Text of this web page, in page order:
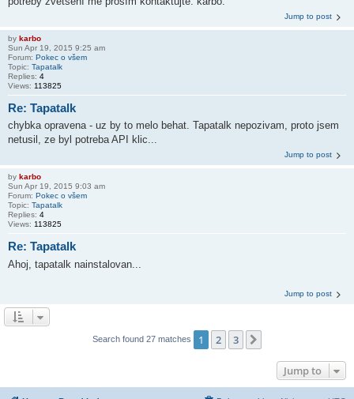
Jump to post
by karbo
Sun Apr 19, 2015 9:25 am
Forum: Pokec o všem
Topic: Tapatalk
Replies: 4
Views: 113825
Re: Tapatalk
chybka opravena - uz by to melo behat. Tapatalk nepozivam, proto jsem
netusil, ze byl potreba API klic...
Jump to post
by karbo
Sun Apr 19, 2015 9:03 am
Forum: Pokec o všem
Topic: Tapatalk
Replies: 4
Views: 113825
Re: Tapatalk
Ahoj, tapatalk nainstalovan...
Jump to post
Search found 27 matches 1 2 3
Jump to